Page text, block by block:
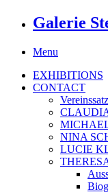
Galerie
Menu
EXHIBITIONS
CONTACT
NINA
LUCIE